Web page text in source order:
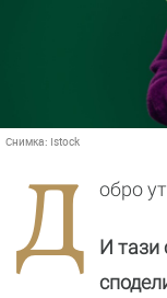
Снимка: Istock
Д обро
И тази